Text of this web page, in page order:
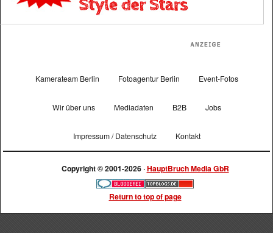
Kamerateam Berlin Fotoagentur Berlin Event-Fotos
Wir über uns Mediadaten B2B Jobs
Impressum / Datenschutz Kontakt
Copyright © 2001-2026 ·HauptBruch Media GbR
Return to top of page